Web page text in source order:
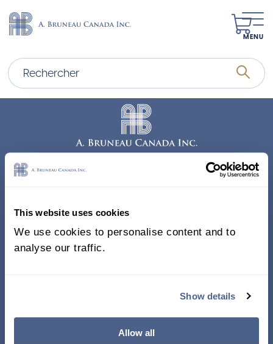
This website uses cookies
We use cookies to personalise content and to
analyse our traffic.
Show details
Allow all
MENU
338, Rue Saint-Antoine E.
Bureau 011, Montréal QC
H2Y 1A3 Canada